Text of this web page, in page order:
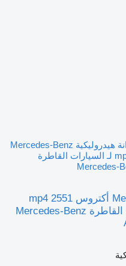
أسطوانة هيدروليكية Mercedes-Benz
أكتروس mp4 2551 (01.13-) 0035530405 لـ السيارات القاطرة
Mercedes-
أسطوانة هيدروليكية Mercedes-Benz أكتروس mp4 2551
(01.13-) 0035530405 لـ السيارات القاطرة Mercedes-Benz